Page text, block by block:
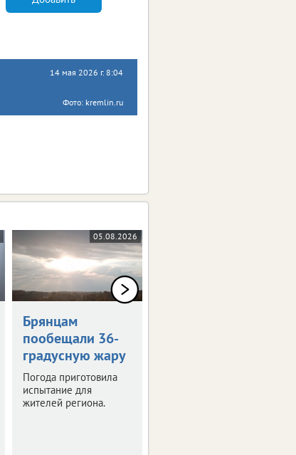
14 мая 2026 г. 8:04
Фото: kremlin.ru
05.08.2026
Брянцам
пообещали 36-
градусную жару
Погода приготовила
испытание для
жителей региона.